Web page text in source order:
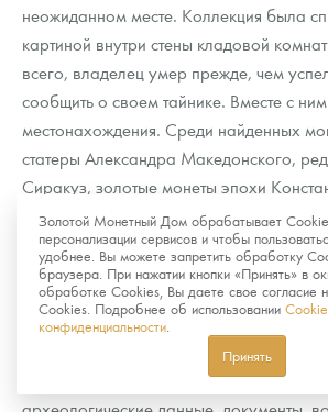
неожиданном месте. Коллекция была
картиной внутри стены кладовой
всего, владелец умер прежде, чем
сообщить о своем тайнике. Вместе с
местонахождения. Среди найденных
статеры Александра Македонского,
Сиракуз, золотые монеты эпохи
статеры железного века. История
международный резонанс, а
что коллекционер «унес секрет с собой
Все эти примеры показывают,
археологов и историков полный
удается собрать всю доступную
Золотой Монетный Дом обрабатывает
персонализации сервисов и чтобы
удобнее. Вы можете запретить обработку
браузера. При нажатии кнопки «Принять» в
обработке Cookies, Вы даете свое согласие
Cookies. Подробнее об использовании
конфиденциальности
Принять